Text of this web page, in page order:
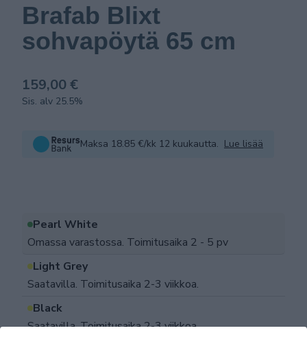
Brafab Blixt
sohvapöytä 65 cm
159,00 €
Sis. alv 25.5%
Maksa 18.85 €/kk 12 kuukautta. Lue lisää
Pearl White
Omassa varastossa. Toimitusaika 2 - 5 pv
Light Grey
Saatavilla. Toimitusaika 2-3 viikkoa.
Black
Saatavilla. Toimitusaika 2-3 viikkoa.